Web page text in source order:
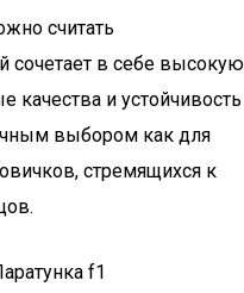
считать
сочетает в себе высокую
качества и устойчивость
выбором как для
стремящихся к
f1